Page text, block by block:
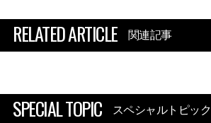
RELATED ARTICLE 関連記事
SPECIAL TOPIC スペシャルトピック